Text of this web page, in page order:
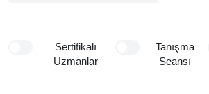
Sertifikalı
Uzmanlar
Tanışma
Seansı